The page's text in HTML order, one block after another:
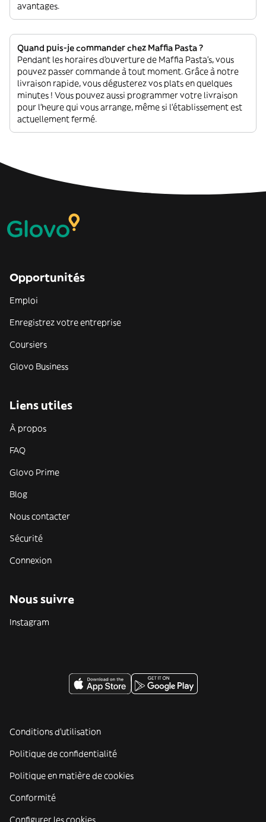
avantages.
Quand puis-je commander chez Maffia Pasta ?
Pendant les horaires d'ouverture de Maffia Pasta’s, vous
pouvez passer commande à tout moment. Grâce à notre
livraison rapide, vous dégusterez vos plats en quelques
minutes ! Vous pouvez aussi programmer votre livraison
pour l'heure qui vous arrange, même si l'établissement est
actuellement fermé.
Opportunités
Emploi
Enregistrez votre entreprise
Coursiers
Glovo Business
Liens utiles
À propos
FAQ
Glovo Prime
Blog
Nous contacter
Sécurité
Connexion
Nous suivre
Instagram
Conditions d'utilisation
Politique de confidentialité
Politique en matière de cookies
Conformité
Configurer les cookies